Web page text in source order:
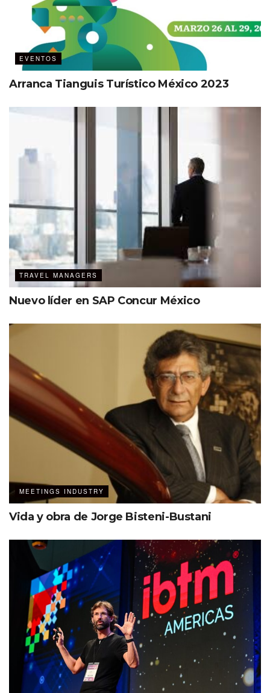
Como dice Peter Drucker, “Lo que no puede medirse no
puede administrarse”, de ahí la importancia de aplicar
En este sentido igual es importante:
Definir los objetivos centrales de la empresa.
Identificar los KPI a incluirse para medir el avance de
la estrategia.
Identificar las fuentes de información.
¿Qué KPIs adoptar para evaluar la
gestión de los viajes de negocio en una
empresa?
Costo promedio
Tasa de cancelación
Índice de satisfacción de colaboradores que viajan
Índice de incumplimiento de presupuesto
Promedio del tiempo que tardan los reembolsos
Quejas y otras problemáticas, entre otros.
Elizabeth Champagne finalizó su charla invitando a los
socios de MBTA a implementar sistemas de medición y
rendimiento, sin olvidar la revisión periódica y la rendición
Rodolfo Macedo, director
Ejecutivo de MBTA, dio la
bienvenida.
Asociados a MBTA
compartieron el desayuno.
MBTA realiza cada mes un encuentro con tres fines
concretos:
Actualización de sus agremiados.
EVENTOS
Arranca Tianguis Turístico México 2023
TRAVEL MANAGERS
Nuevo líder en SAP Concur México
MEETINGS INDUSTRY
Vida y obra de Jorge Bisteni-Bustani